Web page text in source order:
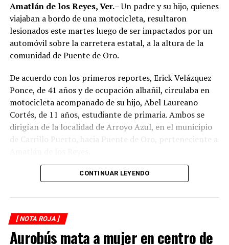
Amatlán de los Reyes, Ver.– Un padre y su hijo, quienes
viajaban a bordo de una motocicleta, resultaron
lesionados este martes luego de ser impactados por un
automóvil sobre la carretera estatal, a la altura de la
comunidad de Puente de Oro.
De acuerdo con los primeros reportes, Erick Velázquez
Ponce, de 41 años y de ocupación albañil, circulaba en
motocicleta acompañado de su hijo, Abel Laureano
Cortés, de 11 años, estudiante de primaria. Ambos se
dirigían de la localidad de Arroyo Azul, en el municipio
de Carrillo Puerto, hacia Puente de Oro, perteneciente a
El accidente ocurrió cuando, presuntamente, un
impactó por alcance, provocando que ambos cayeran
sobre la carpeta asfáltica.
Testigos solicitaron el apoyo de los cuerpos de
CONTINUAR LEYENDO
[ NOTA ROJA ]
Aurobús mata a mujer en centro de